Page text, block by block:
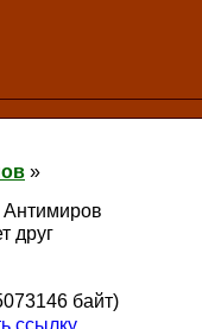
»
друг
байт)
ссылку